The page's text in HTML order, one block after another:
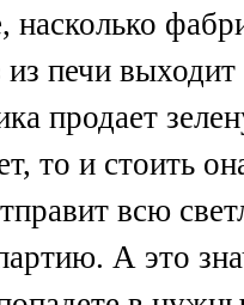
печи
продает
то и стоить
всю
А это